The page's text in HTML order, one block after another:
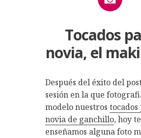
Tocados
novia, el
Después del éxito del
sesión en la que
modelo nuestros tocados
novia de ganchillo, hoy te
enseñamos alguna foto